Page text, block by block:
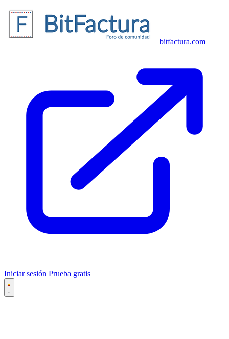
bitfactura.com
Iniciar sesión Prueba gratis